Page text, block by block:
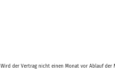
Wird der Vertrag nicht einen Monat vor Ablauf